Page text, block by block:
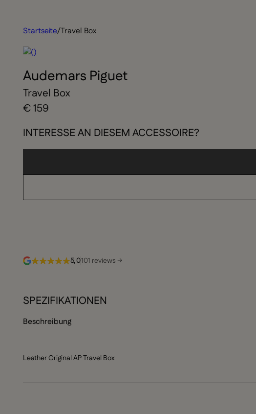
Startseite/Travel Box
Audemars Piguet
Travel Box
€ 159
INTERESSE AN DIESEM ACCESSOIRE?
5,0101 reviews →
SPEZIFIKATIONEN
Beschreibung
Leather Original AP Travel Box